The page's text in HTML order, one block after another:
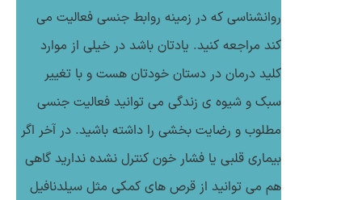
روانشناسی که در زمینه روابط جنسی فعالیت می
کند مراجعه کنید. یادتان باشد در خیلی از موارد
کلید درمان در دستان خودتان هست و با تغییر
سبک و شیوه ی زندگی می توانید فعالیت جنسی
مطلوب و رضایت بخشی را داشته باشید. در آخر اگر
بیماری قلبی یا فشار خون کنترل نشده ندارید گاهی
هم می توانید از قرص های کمکی مثل سیلدنافیل